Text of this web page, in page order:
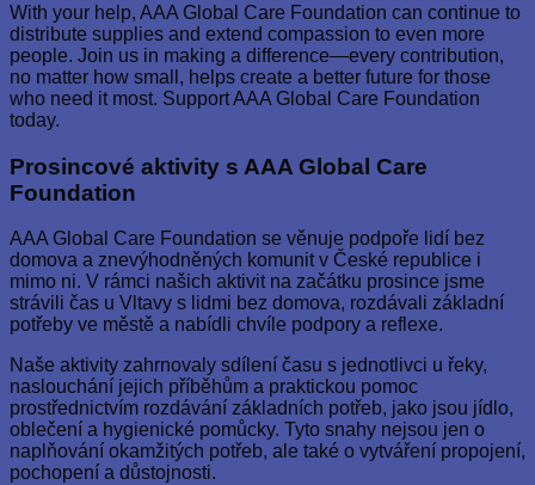
With your help, AAA Global Care Foundation can continue to
distribute supplies and extend compassion to even more
people. Join us in making a difference—every contribution,
no matter how small, helps create a better future for those
who need it most. Support AAA Global Care Foundation
today.
Prosincové aktivity s AAA Global Care
Foundation
AAA Global Care Foundation se věnuje podpoře lidí bez
domova a znevýhodněných komunit v České republice i
mimo ni. V rámci našich aktivit na začátku prosince jsme
strávili čas u Vltavy s lidmi bez domova, rozdávali základní
potřeby ve městě a nabídli chvíle podpory a reflexe.
Naše aktivity zahrnovaly sdílení času s jednotlivci u řeky,
naslouchání jejich příběhům a praktickou pomoc
prostřednictvím rozdávání základních potřeb, jako jsou jídlo,
oblečení a hygienické pomůcky. Tyto snahy nejsou jen o
naplňování okamžitých potřeb, ale také o vytváření propojení,
pochopení a důstojnosti.